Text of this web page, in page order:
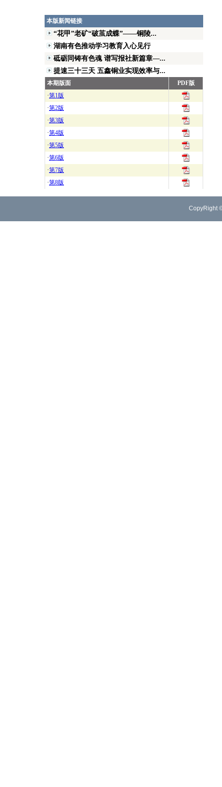
本版新闻链接
“花甲”老矿“破茧成蝶”——铜陵...
湖南有色推动学习教育入心见行
砥砺同铸有色魂 谱写报社新篇章—...
提速三十三天 五鑫铜业实现效率与...
本期版面
PDF版
·第1版
·第2版
·第3版
·第4版
·第5版
·第6版
·第7版
·第8版
CopyRight